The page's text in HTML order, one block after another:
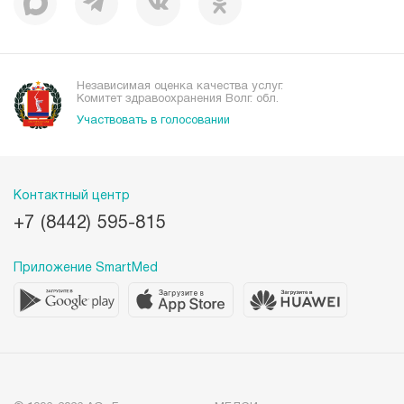
Независимая оценка качества услуг.
Комитет здравоохранения Волг. обл.
Участвовать в голосовании
Контактный центр
+7 (8442) 595-815
Приложение SmartMed